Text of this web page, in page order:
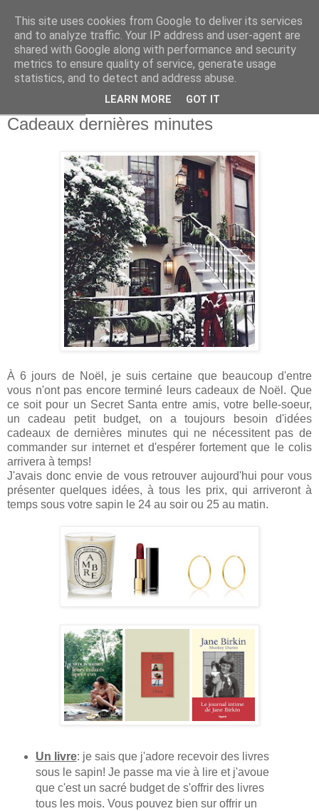
Cadeaux dernières minutes
À 6 jours de Noël, je suis certaine que beaucoup d'entre
vous n'ont pas encore terminé leurs cadeaux de Noël. Que
ce soit pour un Secret Santa entre amis, votre belle-soeur,
un cadeau petit budget, on a toujours besoin d'idées
cadeaux de dernières minutes qui ne nécessitent pas de
commander sur internet et d'espérer fortement que le colis
arrivera à temps!
J'avais donc envie de vous retrouver aujourd'hui pour vous
présenter quelques idées, à tous les prix, qui arriveront à
temps sous votre sapin le 24 au soir ou 25 au matin.
Un livre: je sais que j'adore recevoir des livres
sous le sapin! Je passe ma vie à lire et j'avoue
que c'est un sacré budget de s'offrir des livres
tous les mois. Vous pouvez bien sur offrir un
This site uses cookies from Google to deliver its services
and to analyze traffic. Your IP address and user-agent are
shared with Google along with performance and security
metrics to ensure quality of service, generate usage
statistics, and to detect and address abuse.
LEARN MORE GOT IT